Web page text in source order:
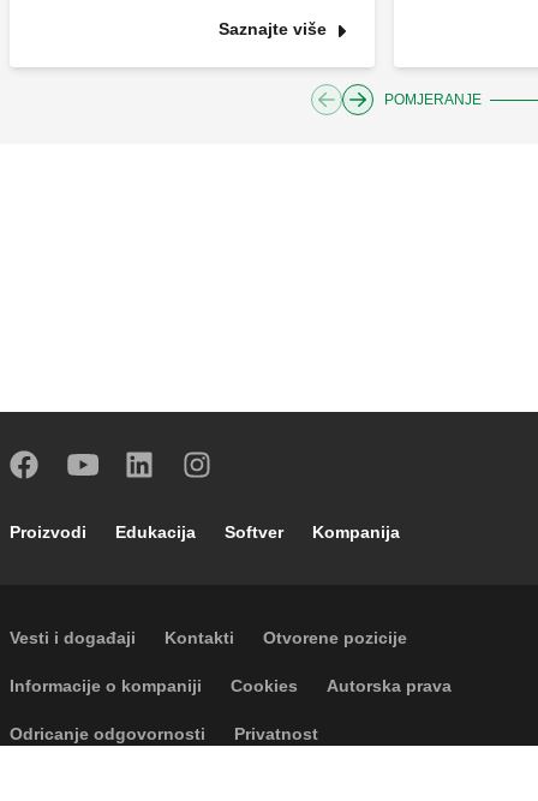
Saznajte više
POMJERANJE
Footer main navigation
Proizvodi Edukacija Softver Kompanija
Footer secondary navigation
Vesti i događaji Kontakti Otvorene pozicije
Footer menu
Informacije o kompaniji Cookies Autorska prava
Odricanje odgovornosti Privatnost